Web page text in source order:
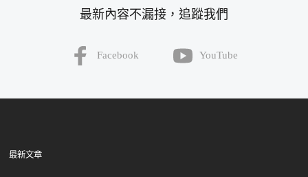
最新內容不漏接，追蹤我們
Facebook YouTube
最新文章